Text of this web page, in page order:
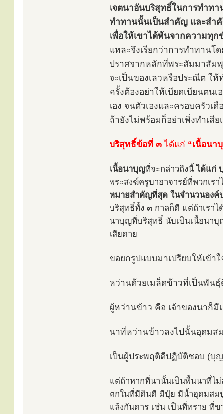
เจตนาอันบริสุทธิ์ในการทำทา
ทำทานนั้นเป็นสำคัญ และสำคั
เพื่อให้เขาได้พ้นจากความทุก
แหละจึงเรียกว่าการทำทาน
ปราศจากหลักที่พระสัมมาสัม
จะเป็นของเลวหรือประณีต ใ
ครั้งต้องอย่าให้เบียดเบียนตน
เอง จนตัวเองและครอบครัวเ
ถ้ายังไม่พร้อมก็อย่าเพิ่งทำเสีย
บริสุทธิ์ข้อที่ ๓ ได้แก่ “เนื้อนา
เนื้อนาบุญที่จะกล่าวถึงนี้ได้แก่
พระสงฆ์ครูบาอาจารย์ที่พวกเ
หมายสำคัญที่สุด ในจำนวนองค์
บริสุทธิ์ทั้ง ๓ กาลก็ดี แต่ถ้าเรา
นาบุญที่บริสุทธิ์ นับเป็นเนื้อนาบุ
เสียดาย
ขอยกรูปแบบมาเปรียบให้เข้า
หว่านด้วยเมล็ดข้าวที่เป็นพัน
ผู้หว่านข้าว คือ เจ้าของนาก็มี
นาที่หว่านข้าวลงไปนั้นอุดมส
เป็นผู้ประพฤติดีปฏิบัติชอบ (บุ
แต่ถ้าหากที่นานั้นเป็นพื้นนาที่ไม่
ตกในที่มีดินดี มีปุ๋ย มีน้ำอุดมสม
แล้งกันดาร เช่น เป็นที่ทราย ที่